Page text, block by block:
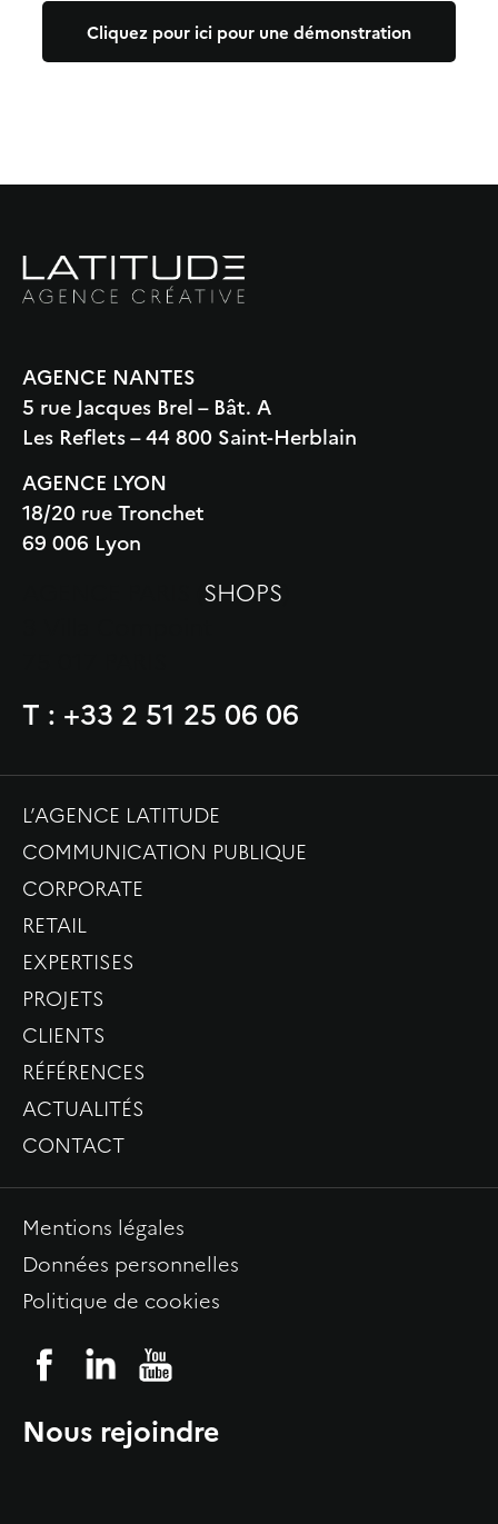
Cliquez pour ici pour une démonstration
AGENCE NANTES
5 rue Jacques Brel – Bât. A
Les Reflets – 44 800 Saint-Herblain
AGENCE LYON
18/20 rue Tronchet
69 006 Lyon
SHOPS
T : +33 2 51 25 06 06
L’AGENCE LATITUDE
COMMUNICATION PUBLIQUE
CORPORATE
RETAIL
EXPERTISES
PROJETS
CLIENTS
RÉFÉRENCES
ACTUALITÉS
CONTACT
Mentions légales
Données personnelles
Politique de cookies
Nous rejoindre